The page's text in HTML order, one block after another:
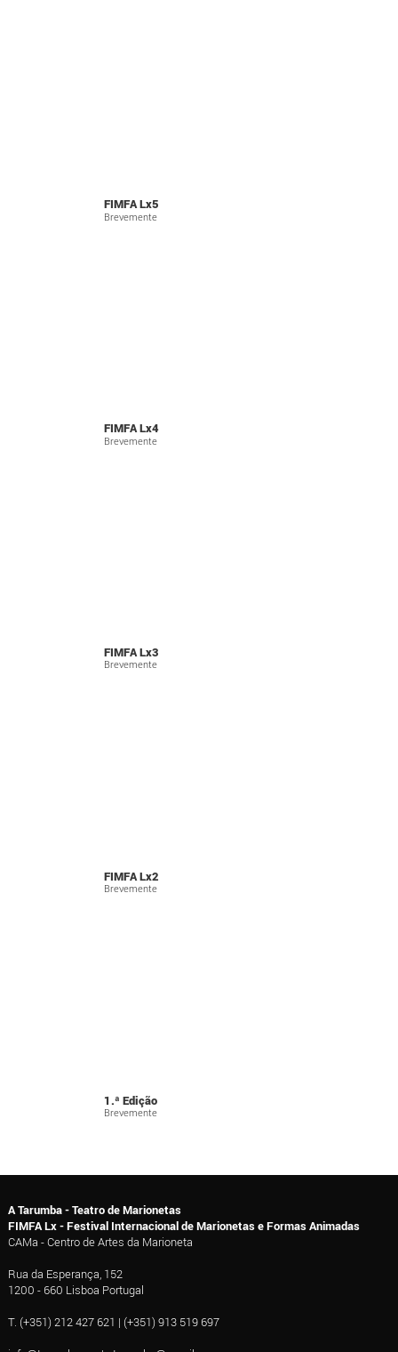
FIMFA Lx5
Brevemente
FIMFA Lx4
Brevemente
FIMFA Lx3
Brevemente
FIMFA Lx2
Brevemente
1.ª Edição
Brevemente
A Tarumba - Teatro de Marionetas
FIMFA Lx - Festival Internacional de Marionetas e Formas Animadas
CAMa - Centro de Artes da Marioneta
Rua da Esperança, 152
1200 - 660 Lisboa Portugal
T. (+351) 212 427 621 | (+351) 913 519 697